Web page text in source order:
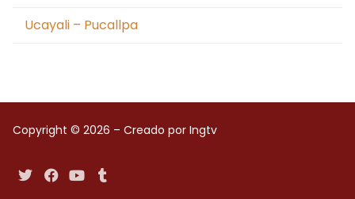
Ucayali – Pucallpa
Copyright © 2026 – Creado por Ingtv